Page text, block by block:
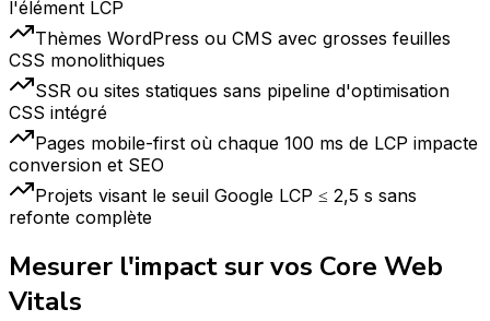
l'élément LCP
Thèmes WordPress ou CMS avec grosses feuilles
CSS monolithiques
SSR ou sites statiques sans pipeline d'optimisation
CSS intégré
Pages mobile-first où chaque 100 ms de LCP impacte
conversion et SEO
Projets visant le seuil Google LCP ≤ 2,5 s sans
refonte complète
Mesurer l'impact sur vos Core Web
Vitals